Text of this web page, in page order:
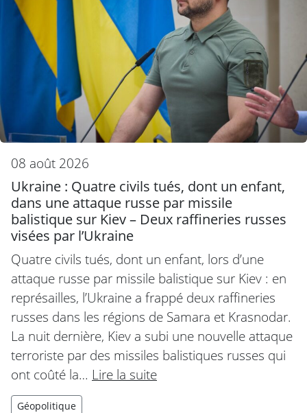
08 août 2026
Ukraine : Quatre civils tués, dont un enfant,
dans une attaque russe par missile
balistique sur Kiev – Deux raffineries russes
visées par l’Ukraine
Quatre civils tués, dont un enfant, lors d’une
attaque russe par missile balistique sur Kiev : en
représailles, l’Ukraine a frappé deux raffineries
russes dans les régions de Samara et Krasnodar.
La nuit dernière, Kiev a subi une nouvelle attaque
terroriste par des missiles balistiques russes qui
ont coûté la… Lire la suite
Géopolitique